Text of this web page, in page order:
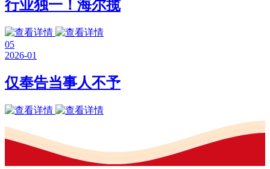
行业独一！海尔揽
05
2026-01
仅奉告当事人不予